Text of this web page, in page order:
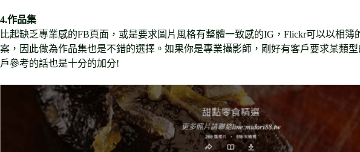
4.作品集
比起缺乏專業感的FB頁面，或是要求圖片風格有整體一致感的IG，Flickr可以以相
案，因此做為作品集也是不錯的選擇。如果你是專業攝影師，剛好有客戶要求某類
戶參考的話也是十分的加分!